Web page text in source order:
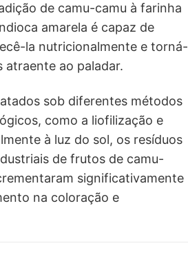
de camu-camu à farinha
amarela é capaz de
la nutricionalmente e torná-
atraente ao paladar.
sob diferentes métodos
como a liofilização e
à luz do sol, os resíduos
de frutos de camu-
significativamente
na coloração e